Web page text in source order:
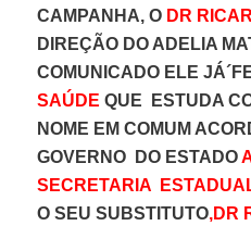
CAMPANHA, O DR
DIREÇÃO DO ADELIA
COMUNICADO ELE
SAÚDE QUE ESTUDA
NOME EM COMUM
GOVERNO DO ESTADO
SECRETARIA
O SEU SUBSTITUTO,DR